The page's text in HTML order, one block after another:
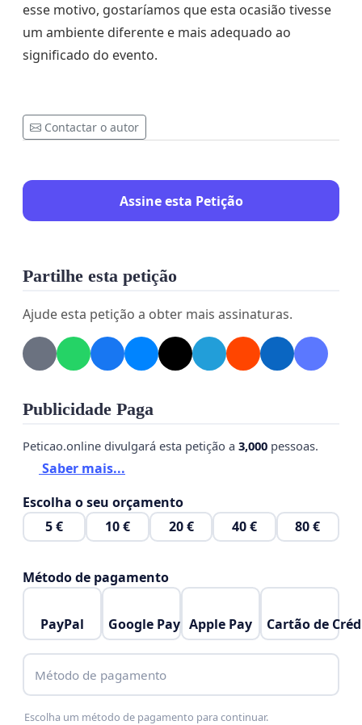
esse motivo, gostaríamos que esta ocasião tivesse
um ambiente diferente e mais adequado ao
significado do evento.
Contactar o autor
Assine esta Petição
Partilhe esta petição
Ajude esta petição a obter mais assinaturas.
Publicidade Paga
Peticao.online divulgará esta petição a 3,000 pessoas.
Saber mais...
Escolha o seu orçamento
5 €
10 € 20 € 40 € 80 €
Método de pagamento
PayPal Google Pay Apple Pay Cartão de
Método de pagamento
Escolha um método de pagamento para continuar.